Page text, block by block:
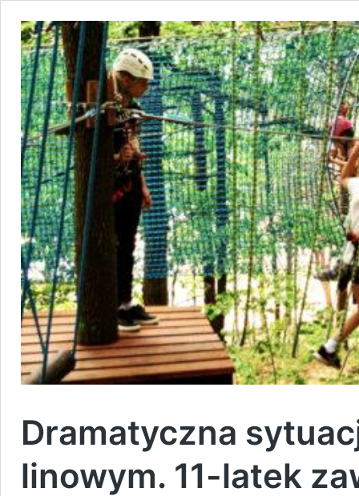
Dramatyczna
linowym. 11-latek